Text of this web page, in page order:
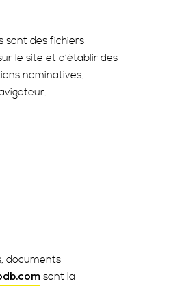
sont des fichiers
le site et d’établir des
nominatives.
documents
sont la